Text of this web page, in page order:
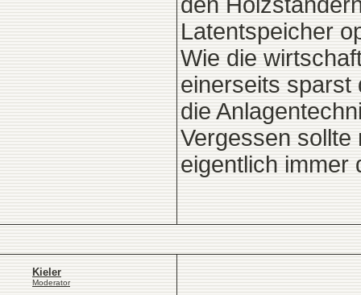
Latentspeicher
Wie die
einerseits sparst
die
Vergessen
eigentlich immer
Kieler
Moderator